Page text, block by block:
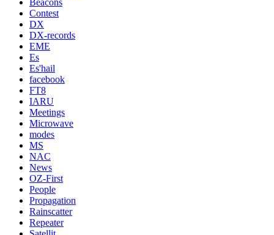
Beacons
Contest
DX
DX-records
EME
Es
Es'hail
facebook
FT8
IARU
Meetings
Microwave
modes
MS
NAC
News
OZ-First
People
Propagation
Rainscatter
Repeater